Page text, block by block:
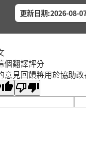
更新日期:2026-08-
個翻譯評分
意見回饋將用於協助